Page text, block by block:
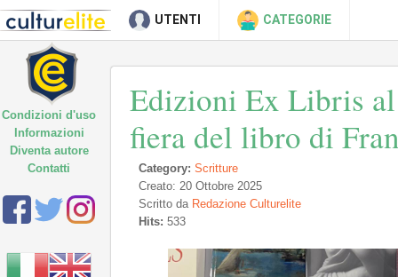
UTENTI CATEGORIE
Edizioni Ex Libris
fiera del libro di
Category: Scritture
Creato: 20 Ottobre 2025
Scritto da Redazione Culturelite
Hits: 533
Condizioni d'uso
Informazioni
Diventa autore
Contatti